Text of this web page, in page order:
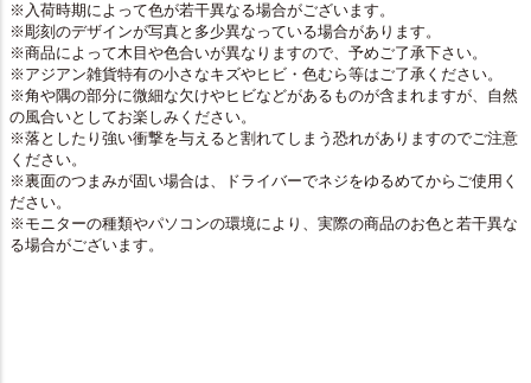
※入荷時期によって色が若干異なる場合がございます。
※彫刻のデザインが写真と多少異なっている場合があります。
※商品によって木目や色合いが異なりますので、予めご了承下さい。
※アジアン雑貨特有の小さなキズやヒビ・色むら等はご了承ください。
※角や隅の部分に微細な欠けやヒビなどがあるものが含まれますが、自然
の風合いとしてお楽しみください。
※落としたり強い衝撃を与えると割れてしまう恐れがありますのでご注意
ください。
※裏面のつまみが固い場合は、ドライバーでネジをゆるめてからご使用く
ださい。
※モニターの種類やパソコンの環境により、実際の商品のお色と若干異な
る場合がございます。